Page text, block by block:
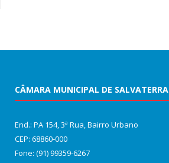
CÂMARA MUNICIPAL DE SALVATERRA
End.: PA 154, 3ª Rua, Bairro Urbano
CEP: 68860‑000
Fone: (91) 99359-6267